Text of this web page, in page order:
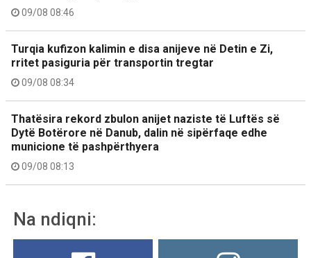
09/08 08:46
Turqia kufizon kalimin e disa anijeve në Detin e Zi,
rritet pasiguria për transportin tregtar
09/08 08:34
Thatësira rekord zbulon anijet naziste të Luftës së
Dytë Botërore në Danub, dalin në sipërfaqe edhe
municione të pashpërthyera
09/08 08:13
Na ndiqni: